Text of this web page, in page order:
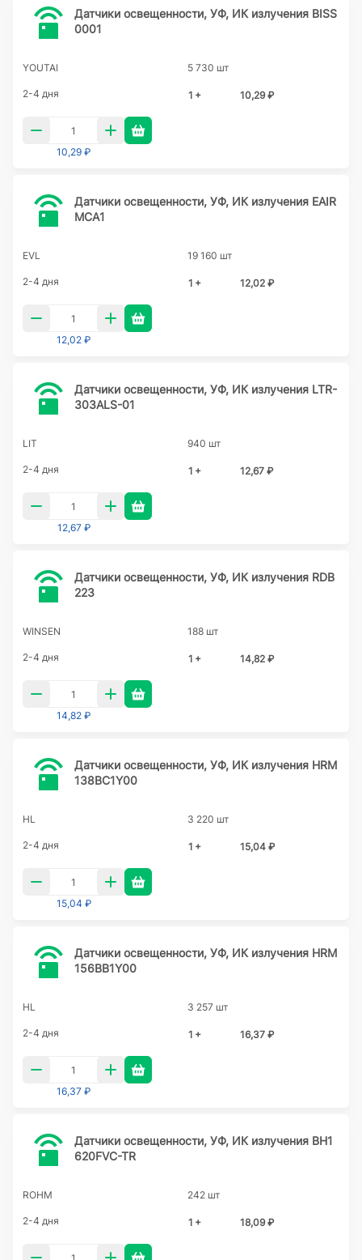
Датчики освещенности, УФ, ИК излучения BISS
0001
YOUTAI 5 730 шт
2-4 дня 1 + 10,29 ₽
10,29 ₽
Датчики освещенности, УФ, ИК излучения EAIR
MCA1
EVL 19 160 шт
2-4 дня 1 + 12,02 ₽
12,02 ₽
Датчики освещенности, УФ, ИК излучения LTR-
303ALS-01
LIT 940 шт
2-4 дня 1 + 12,67 ₽
12,67 ₽
Датчики освещенности, УФ, ИК излучения RDB
223
WINSEN 188 шт
2-4 дня 1 + 14,82 ₽
14,82 ₽
Датчики освещенности, УФ, ИК излучения HRM
138BC1Y00
HL 3 220 шт
2-4 дня 1 + 15,04 ₽
15,04 ₽
Датчики освещенности, УФ, ИК излучения HRM
156BB1Y00
HL 3 257 шт
2-4 дня 1 + 16,37 ₽
16,37 ₽
Датчики освещенности, УФ, ИК излучения BH1
620FVC-TR
ROHM 242 шт
2-4 дня 1 + 18,09 ₽